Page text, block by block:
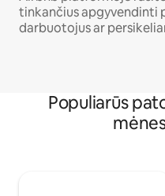
tinkančius apgyvendinti
darbuotojus ar
Populiarūs